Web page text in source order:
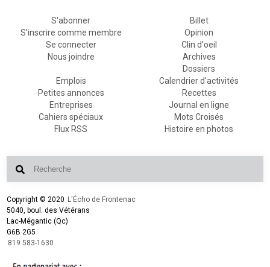
S'abonner
S'inscrire comme membre
Se connecter
Nous joindre
Billet
Opinion
Clin d'oeil
Archives
Dossiers
Emplois
Petites annonces
Entreprises
Cahiers spéciaux
Flux RSS
Calendrier d'activités
Recettes
Journal en ligne
Mots Croisés
Histoire en photos
Copyright © 2020 L'Écho de Frontenac
5040, boul. des Vétérans
Lac-Mégantic (Qc)
G6B 2G5
819 583-1630